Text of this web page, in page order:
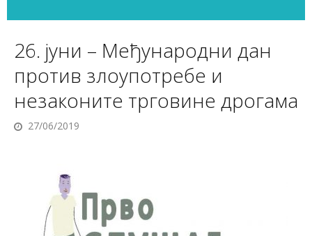
26. јуни – Међународни дан
против злоупотребе и
незаконите трговине дрогама
27/06/2019